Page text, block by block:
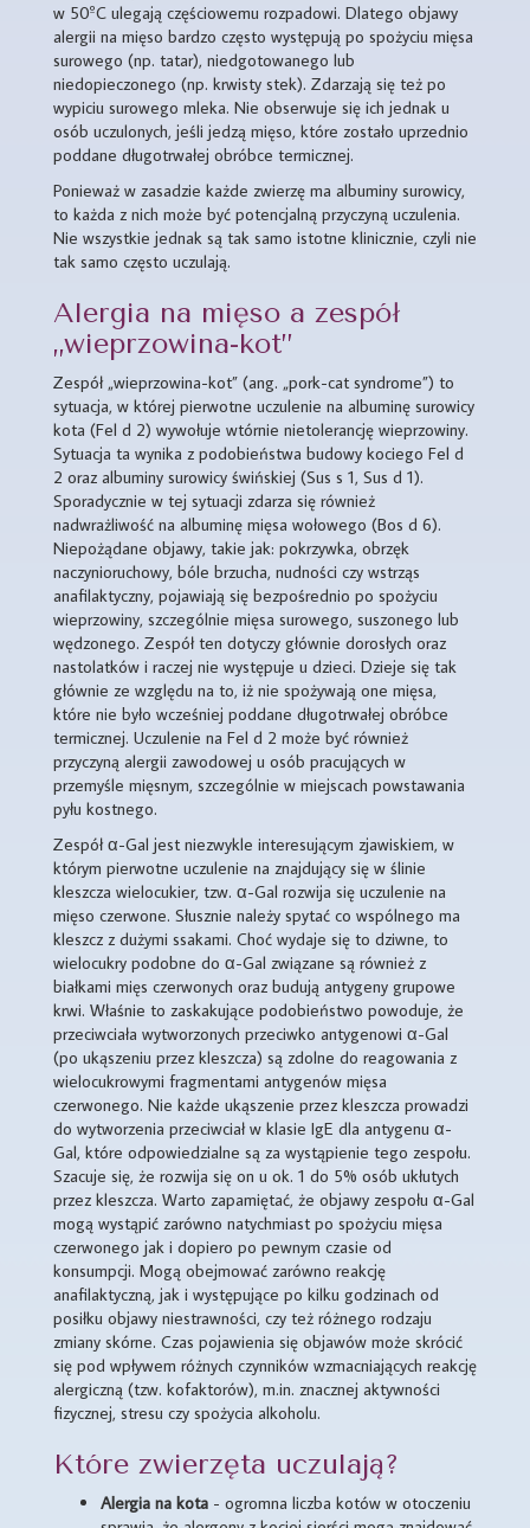
w 50ºC ulegają częściowemu rozpadowi. Dlatego objawy
alergii na mięso bardzo często występują po spożyciu mięsa
surowego (np. tatar), niedgotowanego lub
niedopieczonego (np. krwisty stek). Zdarzają się też po
wypiciu surowego mleka. Nie obserwuje się ich jednak u
osób uczulonych, jeśli jedzą mięso, które zostało uprzednio
poddane długotrwałej obróbce termicznej.
Ponieważ w zasadzie każde zwierzę ma albuminy surowicy,
to każda z nich może być potencjalną przyczyną uczulenia.
Nie wszystkie jednak są tak samo istotne klinicznie, czyli nie
tak samo często uczulają.
Alergia na mięso a zespół
„wieprzowina-kot”
Zespół „wieprzowina-kot” (ang. „pork-cat syndrome”) to
sytuacja, w której pierwotne uczulenie na albuminę surowicy
kota (Fel d 2) wywołuje wtórnie nietolerancję wieprzowiny.
Sytuacja ta wynika z podobieństwa budowy kociego Fel d
2 oraz albuminy surowicy świńskiej (Sus s 1, Sus d 1).
Sporadycznie w tej sytuacji zdarza się również
nadwrażliwość na albuminę mięsa wołowego (Bos d 6).
Niepożądane objawy, takie jak: pokrzywka, obrzęk
naczynioruchowy, bóle brzucha, nudności czy wstrząs
anafilaktyczny, pojawiają się bezpośrednio po spożyciu
wieprzowiny, szczególnie mięsa surowego, suszonego lub
wędzonego. Zespół ten dotyczy głównie dorosłych oraz
nastolatków i raczej nie występuje u dzieci. Dzieje się tak
głównie ze względu na to, iż nie spożywają one mięsa,
które nie było wcześniej poddane długotrwałej obróbce
termicznej. Uczulenie na Fel d 2 może być również
przyczyną alergii zawodowej u osób pracujących w
przemyśle mięsnym, szczególnie w miejscach powstawania
pyłu kostnego.
Zespół α-Gal jest niezwykle interesującym zjawiskiem, w
którym pierwotne uczulenie na znajdujący się w ślinie
kleszcza wielocukier, tzw. α-Gal rozwija się uczulenie na
mięso czerwone. Słusznie należy spytać co wspólnego ma
kleszcz z dużymi ssakami. Choć wydaje się to dziwne, to
wielocukry podobne do α-Gal związane są również z
białkami mięs czerwonych oraz budują antygeny grupowe
krwi. Właśnie to zaskakujące podobieństwo powoduje, że
przeciwciała wytworzonych przeciwko antygenowi α-Gal
(po ukąszeniu przez kleszcza) są zdolne do reagowania z
wielocukrowymi fragmentami antygenów mięsa
czerwonego. Nie każde ukąszenie przez kleszcza prowadzi
do wytworzenia przeciwciał w klasie IgE dla antygenu α-
Gal, które odpowiedzialne są za wystąpienie tego zespołu.
Szacuje się, że rozwija się on u ok. 1 do 5% osób ukłutych
przez kleszcza. Warto zapamiętać, że objawy zespołu α-Gal
mogą wystąpić zarówno natychmiast po spożyciu mięsa
czerwonego jak i dopiero po pewnym czasie od
konsumpcji. Mogą obejmować zarówno reakcję
anafilaktyczną, jak i występujące po kilku godzinach od
posiłku objawy niestrawności, czy też różnego rodzaju
zmiany skórne. Czas pojawienia się objawów może skrócić
się pod wpływem różnych czynników wzmacniających reakcję
alergiczną (tzw. kofaktorów), m.in. znacznej aktywności
fizycznej, stresu czy spożycia alkoholu.
Które zwierzęta uczulają?
Alergia na kota - ogromna liczba kotów w otoczeniu